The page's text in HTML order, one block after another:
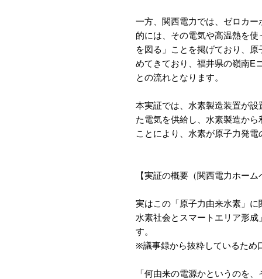
一方、関西電力では、ゼロカ
的には、その電気や高温熱を
を図る」ことを掲げており、
めてきており、福井県の嶺南E
との流れとなります。
本実証では、水素製造装置が
た電気を供給し、水素製造か
ことにより、水素が原子力発電
【実証の概要（関西電力ホーム
実はこの「原子力由来水素」
水素社会とスマートエリア形
す。
※議事録から抜粋しているため
「何由来の電源かというのを